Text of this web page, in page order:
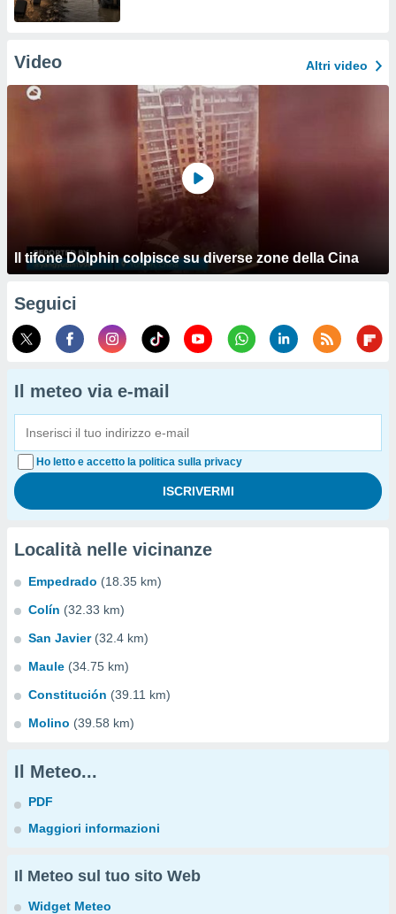
Video Altri video
Il tifone Dolphin colpisce su diverse zone della Cina
Seguici
Il meteo via e-mail
Ho letto e accetto la politica sulla privacy
Località nelle vicinanze
Empedrado (18.35 km)
Colín (32.33 km)
San Javier (32.4 km)
Maule (34.75 km)
Constitución (39.11 km)
Molino (39.58 km)
Il Meteo...
PDF
Maggiori informazioni
Il Meteo sul tuo sito Web
Widget Meteo